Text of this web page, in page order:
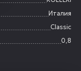
Италия
Classic
0,8